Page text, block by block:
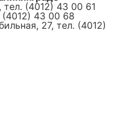
(4012) 43 00 61
43 00 68
27, тел. (4012)